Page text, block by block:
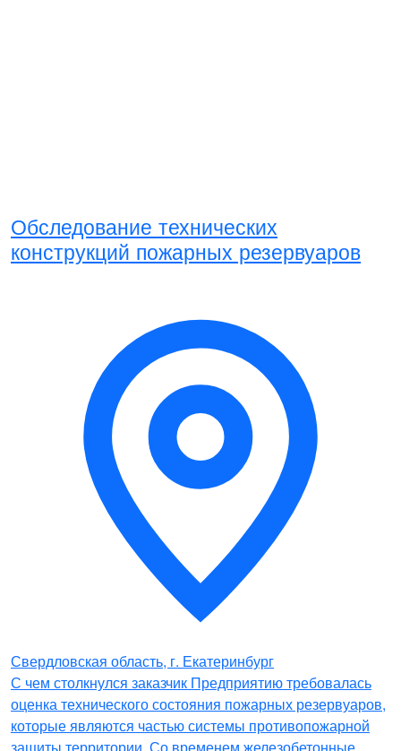
Обследование технических
конструкций пожарных резервуаров
Свердловская область, г. Екатеринбург
С чем столкнулся заказчик Предприятию требовалась
оценка технического состояния пожарных резервуаров,
которые являются частью системы противопожарной
защиты территории. Со временем железобетонные